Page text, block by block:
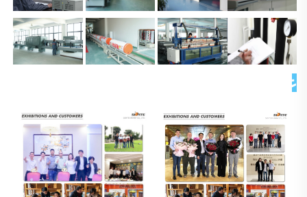
عکس مشتری